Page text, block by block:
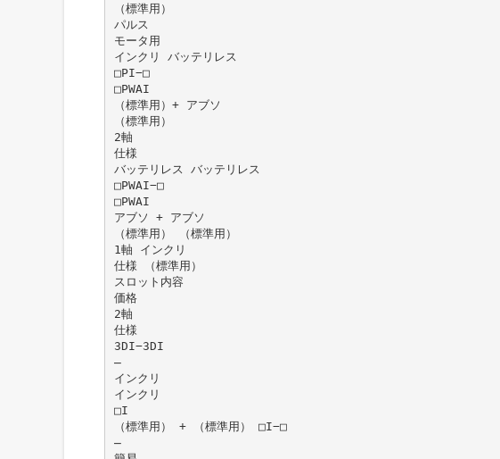
（標準用）
パルス
モータ用
インクリ バッテリレス
□PI−□
□PWAI
（標準用）+ アブソ
（標準用）
2軸
仕様
バッテリレス バッテリレス
□PWAI−□
□PWAI
アブソ + アブソ
（標準用） （標準用）
1軸 インクリ
仕様 （標準用）
スロット内容
価格
2軸
仕様
3DI−3DI
̶
インクリ
インクリ
□I
（標準用） + （標準用） □I−□
̶